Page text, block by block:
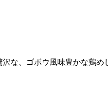
な、ゴボウ風味豊かな鶏め